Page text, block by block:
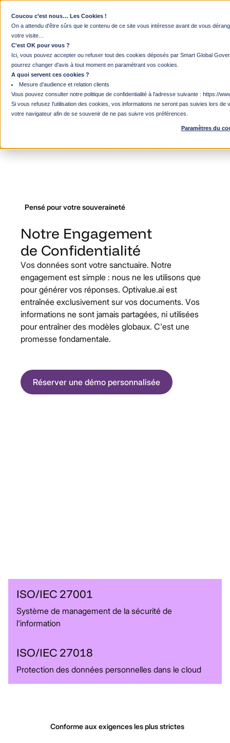
Coucou c’est nous… Les Cookies !
On a attendu d'être sûrs que le contenu de ce site vous intéresse avant de vous
votre visite…
C'est OK pour vous ?
Ici, vous pouvez accepter ou refuser tout des cookies déposés par Smart Global
pourrez changer d'avis à tout moment en paramétrant vos cookies.
A quoi servent ces cookies ?
Mesure d’audience et relation clients
Vous pouvez consulter notre politique de confidentialité à l'adresse suivante : https://
Si vous refusez l'utilisation des cookies, vos informations ne seront pas suivies lors
votre navigateur afin de se souvenir de ne pas suivre vos préférences.
Paramètres du
Vos données servent
votre entreprise. Et
uniquement
entreprise.
votre Délégué
à la Protection des Données.
Pensé pour votre souveraineté
Notre Engagement
de Confidentialité
Vos données sont votre sanctuaire. Notre
engagement est simple : nous ne les utilisons que
pour générer vos réponses. Optivalue.ai est
entraînée exclusivement sur vos documents. Vos
informations ne sont jamais partagées, ni utilisées
pour entraîner des modèles globaux. C'est une
promesse fondamentale.
Réserver une démo personnalisée
ISO/IEC 27001
Système de management de la sécurité de
l'information
ISO/IEC 27018
Protection des données personnelles dans le cloud
Conforme aux exigences les plus strictes